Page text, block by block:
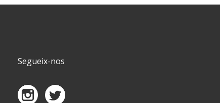
Segueix-nos